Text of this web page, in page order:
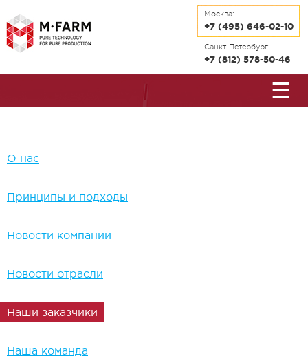
Москва:
+7 (495) 646-02-10
Санкт-Петербург:
+7 (812) 578-50-46
☰
О нас
Принципы и подходы
Новости компании
Новости отрасли
Наши заказчики
Наша команда